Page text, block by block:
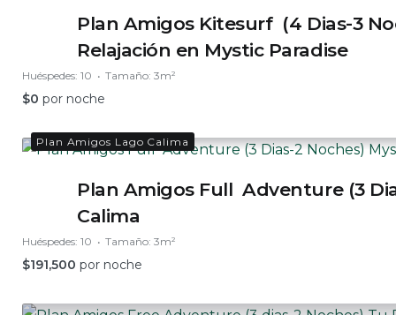
Plan Amigos Kitesurf (4 Dias-3
Relajación en Mystic Paradise
Huéspedes: 10 Tamaño: 3m²
$0 por noche
Plan Amigos Lago Calima
Plan Amigos Full Adventure (3
Calima
Huéspedes: 10 Tamaño: 3m²
$191,500 por noche